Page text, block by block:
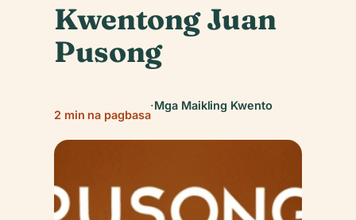
Kwentong Juan
Pusong
2 min na pagbasa
·Mga Maikling Kwento